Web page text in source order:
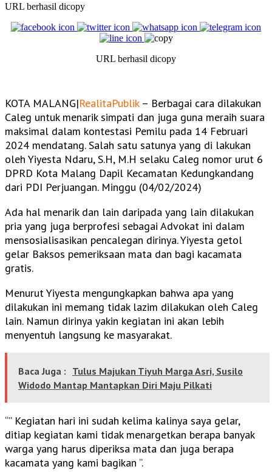
URL berhasil dicopy
URL berhasil dicopy
KOTA MALANG|RealitaPublik– Berbagai cara dilakukan
Caleg untuk menarik simpati dan juga guna meraih suara
maksimal dalam kontestasi Pemilu pada 14 Februari
2024 mendatang. Salah satu satunya yang di lakukan
oleh Yiyesta Ndaru, S.H, M.H selaku Caleg nomor urut 6
DPRD Kota Malang Dapil Kecamatan Kedungkandang
dari PDI Perjuangan. Minggu (04/02/2024)
Ada hal menarik dan lain daripada yang lain dilakukan
pria yang juga berprofesi sebagai Advokat ini dalam
mensosialisasikan pencalegan dirinya. Yiyesta getol
gelar Baksos pemeriksaan mata dan bagi kacamata
gratis.
Menurut Yiyesta mengungkapkan bahwa apa yang
dilakukan ini memang tidak lazim dilakukan oleh Caleg
lain. Namun dirinya yakin kegiatan ini akan lebih
menyentuh langsung ke masyarakat.
Baca Juga : Tulus Majukan Tiyuh Marga Asri, Susilo
Widodo Mantap Mantapkan Diri Maju Pilkati
“” Kegiatan hari ini sudah kelima kalinya saya gelar,
ditiap kegiatan kami tidak menargetkan berapa banyak
warga yang harus diperiksa mata dan juga berapa
kacamata yang kami bagikan “.